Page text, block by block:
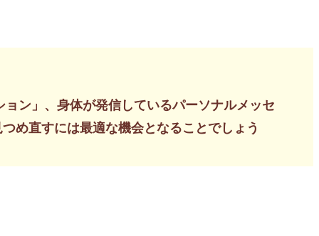
ン」、身体が発信しているパーソナルメッセ
め直すには最適な機会となることでしょう